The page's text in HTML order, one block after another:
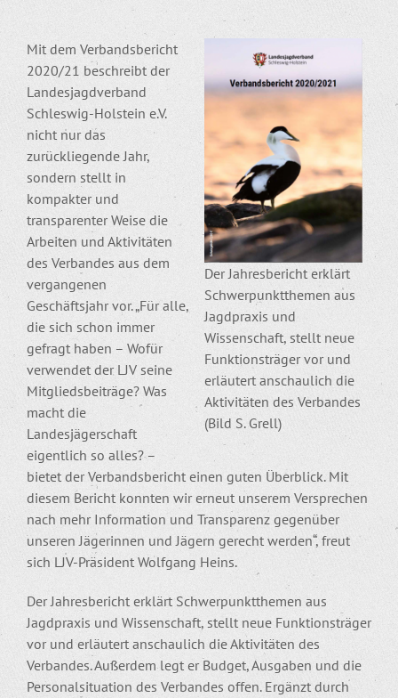
Der Jahresbericht erklärt
Schwerpunktthemen aus
Jagdpraxis und
Wissenschaft, stellt neue
Funktionsträger vor und
erläutert anschaulich die
Aktivitäten des Verbandes
(Bild S. Grell)
Mit dem Verbandsbericht
2020/21 beschreibt der
Landesjagdverband
Schleswig-Holstein e.V.
nicht nur das
zurückliegende Jahr,
sondern stellt in
kompakter und
transparenter Weise die
Arbeiten und Aktivitäten
des Verbandes aus dem
vergangenen
Geschäftsjahr vor. „Für alle,
die sich schon immer
gefragt haben – Wofür
verwendet der LJV seine
Mitgliedsbeiträge? Was
macht die
Landesjägerschaft
eigentlich so alles? –
bietet der Verbandsbericht einen guten Überblick. Mit
diesem Bericht konnten wir erneut unserem Versprechen
nach mehr Information und Transparenz gegenüber
unseren Jägerinnen und Jägern gerecht werden“, freut
sich LJV-Präsident Wolfgang Heins.
Der Jahresbericht erklärt Schwerpunktthemen aus
Jagdpraxis und Wissenschaft, stellt neue Funktionsträger
vor und erläutert anschaulich die Aktivitäten des
Verbandes. Außerdem legt er Budget, Ausgaben und die
Personalsituation des Verbandes offen. Ergänzt durch